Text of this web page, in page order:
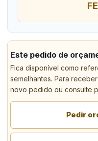
Este pedido de
Fica disponível como
semelhantes. Para
novo pedido ou consulte
Pedir